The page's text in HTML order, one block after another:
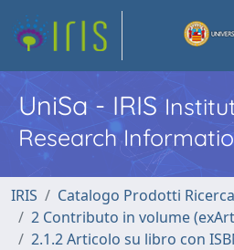
UniSa - IRIS
Research
IRIS
Catalogo Prodotti Ricerca
2 Contributo in volume
2.1.2 Articolo su libro con